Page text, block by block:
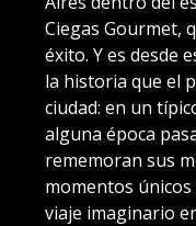
Ciegas Gourmet,
éxito. Y es desde
la historia que el
ciudad: en un
alguna época
rememoran sus
momentos
viaje imaginario